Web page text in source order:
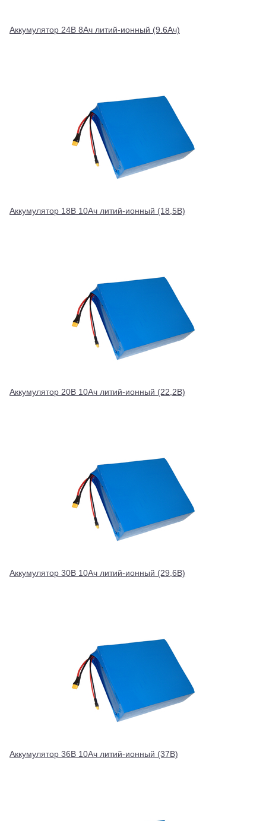
Аккумулятор 24В 8Ач литий-ионный (9.6Ач)
Аккумулятор 18В 10Ач литий-ионный (18,5В)
Аккумулятор 20В 10Ач литий-ионный (22,2В)
Аккумулятор 30В 10Ач литий-ионный (29,6В)
Аккумулятор 36В 10Ач литий-ионный (37В)